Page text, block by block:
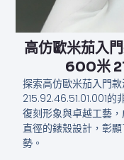
高仿歐米茄入
600米
探索高仿歐米茄入門
215.92.46.51.01.001
復刻形象與卓越工藝
直徑的錶殼設計，彰
勢。